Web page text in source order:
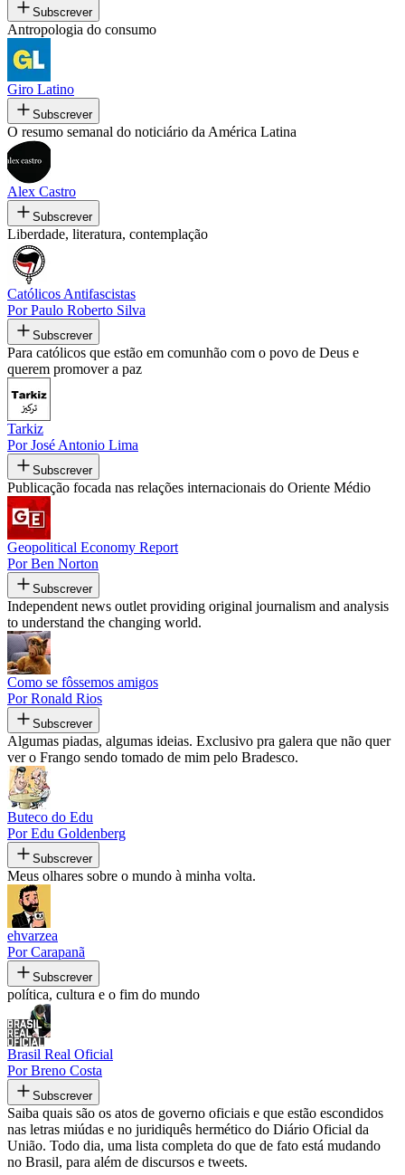
Subscrever
Antropologia do consumo
Giro Latino
Subscrever
O resumo semanal do noticiário da América Latina
Alex Castro
Subscrever
Liberdade, literatura, contemplação
Católicos Antifascistas
Por Paulo Roberto Silva
Subscrever
Para católicos que estão em comunhão com o povo de Deus e
querem promover a paz
Tarkiz
Por José Antonio Lima
Subscrever
Publicação focada nas relações internacionais do Oriente Médio
Geopolitical Economy Report
Por Ben Norton
Subscrever
Independent news outlet providing original journalism and analysis
to understand the changing world.
Como se fôssemos amigos
Por Ronald Rios
Subscrever
Algumas piadas, algumas ideias. Exclusivo pra galera que não quer
ver o Frango sendo tomado de mim pelo Bradesco.
Buteco do Edu
Por Edu Goldenberg
Subscrever
Meus olhares sobre o mundo à minha volta.
ehvarzea
Por Carapanã
Subscrever
política, cultura e o fim do mundo
Brasil Real Oficial
Por Breno Costa
Subscrever
Saiba quais são os atos de governo oficiais e que estão escondidos
nas letras miúdas e no juridiquês hermético do Diário Oficial da
União. Todo dia, uma lista completa do que de fato está mudando
no Brasil, para além de discursos e tweets.